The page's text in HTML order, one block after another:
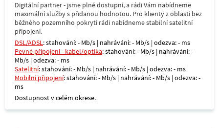
Digitální partner - jsme plně dostupní, a rádi Vám nabídneme
maximální služby s přidanou hodnotou. Pro klienty z oblastí bez
běžného pozemního pokrytí rádi nabídneme stabilní satelitní
připojení.
DSL/ADSL: stahování: - Mb/s | nahrávání: - Mb/s | odezva: - ms
Pevné připojení - kabel/optika: stahování: - Mb/s | nahrávání: -
Mb/s | odezva: - ms
Satelitní: stahování: - Mb/s | nahrávání: - Mb/s | odezva: - ms
Mobilní připojení: stahování: - Mb/s | nahrávání: - Mb/s | odezva: -
ms
Dostupnost v celém okrese.